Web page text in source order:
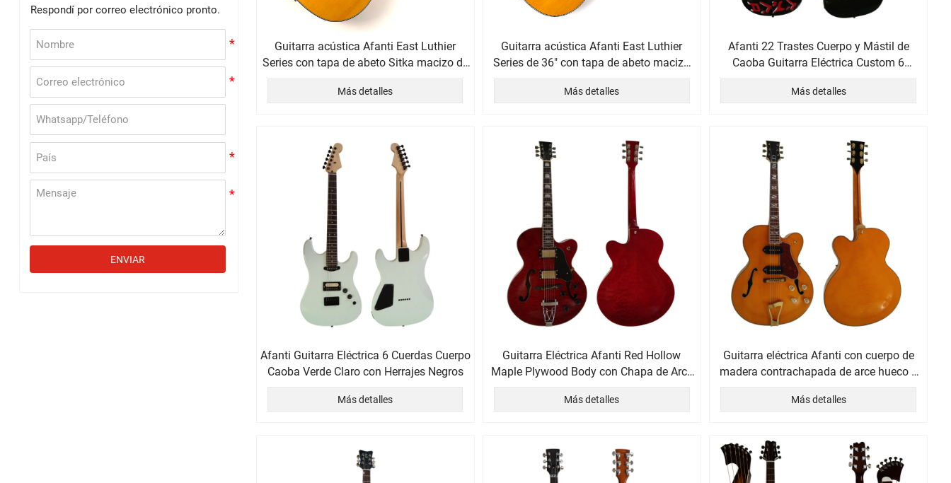
Respondí por correo electrónico pronto.
ENVIAR
Guitarra acústica Afanti East Luthier
Series con tapa de abeto Sitka macizo de
40" y pastilla
Más detalles
Guitarra acústica Afanti East Luthier
Series de 36" con tapa de abeto macizo
Stika y parte trasera de palisandro
Más detalles
Afanti 22 Trastes Cuerpo y Mástil de
Caoba Guitarra Eléctrica Custom 6
Cuerdas
Más detalles
Afanti Guitarra Eléctrica 6 Cuerdas Cuerpo
Caoba Verde Claro con Herrajes Negros
Más detalles
Guitarra Eléctrica Afanti Red Hollow
Maple Plywood Body con Chapa de Arce
Acolchado
Más detalles
Guitarra eléctrica Afanti con cuerpo de
madera contrachapada de arce hueco y
chapa de arce flameado
Más detalles